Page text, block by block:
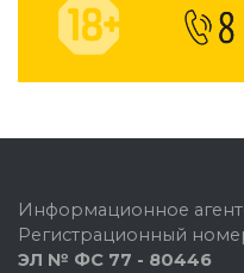
Информационное
Регистрационный
ЭЛ № ФС 77 - 80446